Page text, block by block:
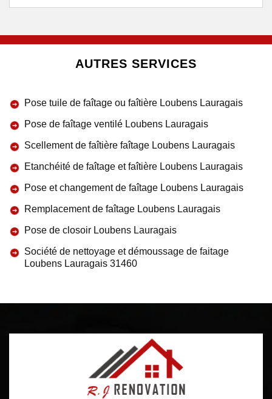
AUTRES SERVICES
Pose tuile de faîtage ou faîtière Loubens Lauragais
Pose de faîtage ventilé Loubens Lauragais
Scellement de faîtière faîtage Loubens Lauragais
Etanchéité de faîtage et faîtière Loubens Lauragais
Pose et changement de faîtage Loubens Lauragais
Remplacement de faîtage Loubens Lauragais
Pose de closoir Loubens Lauragais
Société de nettoyage et démoussage de faitage
Loubens Lauragais 31460